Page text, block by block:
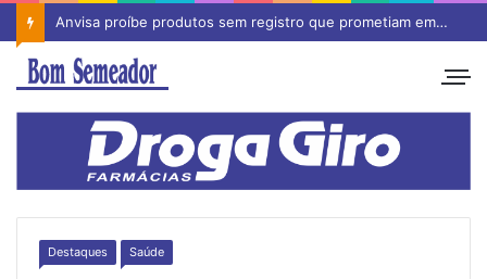
Anvisa proíbe produtos sem registro que prometiam emagrecimento
Destaques Saúde